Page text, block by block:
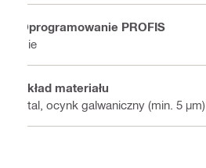
Oprogramowanie PROFIS
Nie
Skład materiału
Stal, ocynk galwaniczny (min. 5 µm)